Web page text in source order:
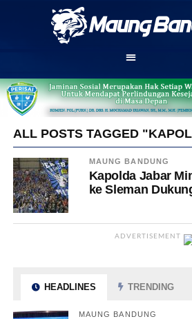
ALL POSTS TAGGED
MAUNG BANDUNG
Kapolda Jabar
ke Sleman
ADVERTISEMENT
HEADLINES TRENDING
MAUNG BANDUNG